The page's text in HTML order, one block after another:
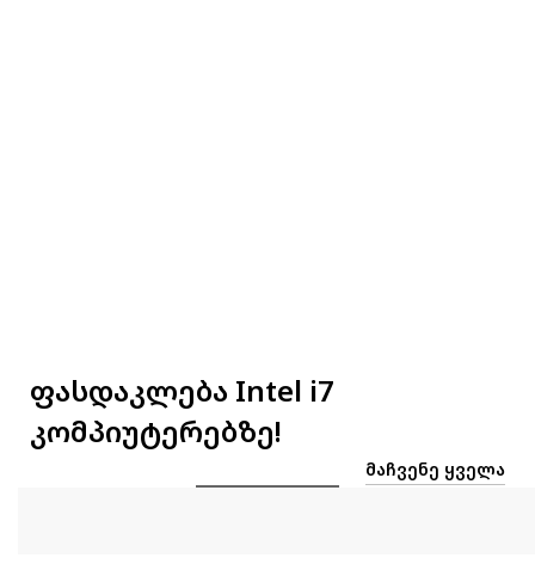
ფასდაკლება Intel i7
კომპიუტერებზე!
ᲛᲐᲩᲕᲔᲜᲔ ᲧᲕᲔᲚᲐ